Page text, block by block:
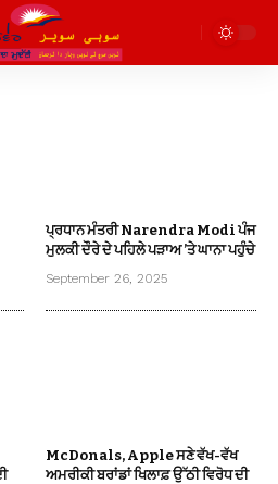
ਪ੍ਰਧਾਨ ਮੰਤਰੀ Narendra Modi ਪੰਜ
ਮੁਲਕੀ ਦੌਰੇ ਦੇ ਪਹਿਲੇ ਪੜਾਅ ’ਤੇ ਘਾਨਾ ਪਹੁੰਚੇ
September 26, 2025
McDonals, Apple ਸਣੇ ਵੱਖ-ਵੱਖ
ਅਮਰੀਕੀ ਬਰਾਂਡਾਂ ਖਿਲਾਫ਼ ਉੱਠੀ ਵਿਰੋਧ ਦੀ